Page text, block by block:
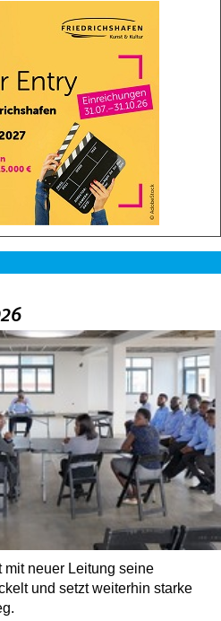
mit neuer Leitung seine
und setzt weiterhin starke